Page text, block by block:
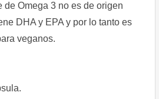
de Omega 3 no es de origen
DHA y EPA y por lo tanto es
veganos.